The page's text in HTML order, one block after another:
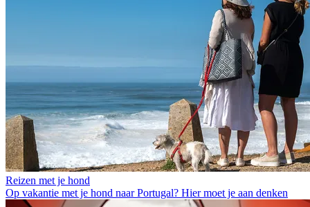
Reizen met je hond
Op vakantie met je hond naar Portugal? Hier moet je aan denken